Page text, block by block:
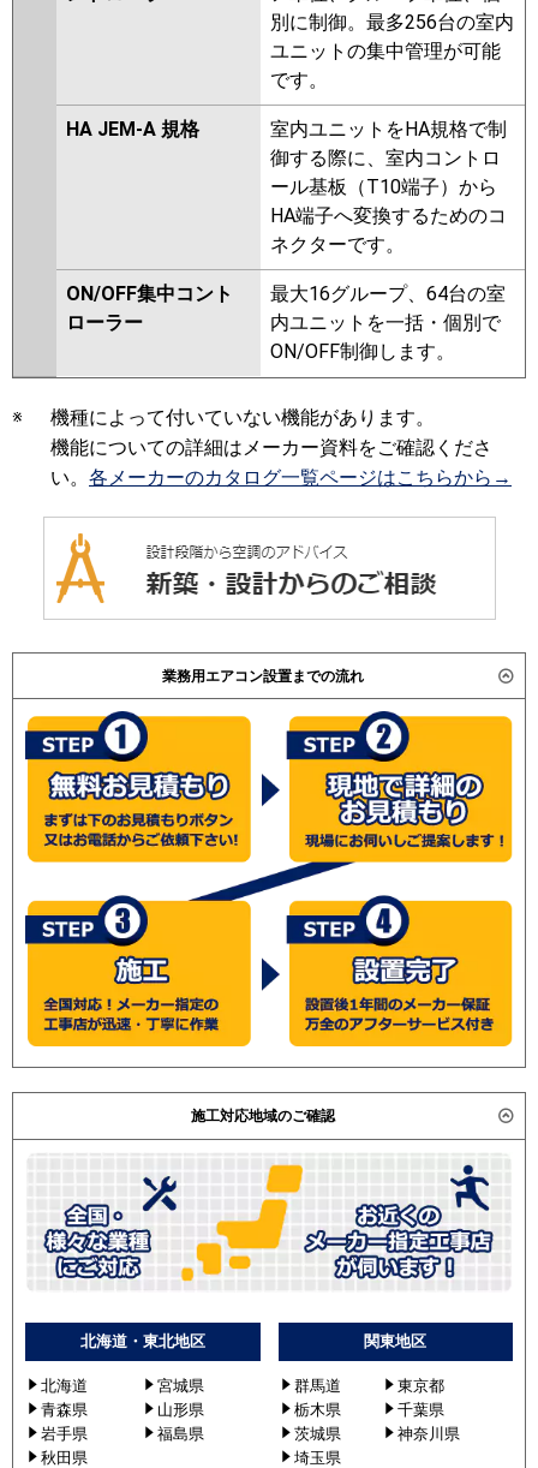
別に制御。最多256台の室内
ユニットの集中管理が可能
です。
HA JEM-A 規格
室内ユニットをHA規格で制
御する際に、室内コントロ
ール基板（T10端子）から
HA端子へ変換するためのコ
ネクターです。
ON/OFF集中コント
ローラー
最大16グループ、64台の室
内ユニットを一括・個別で
ON/OFF制御します。
※
機種によって付いていない機能があります。
機能についての詳細はメーカー資料をご確認くださ
い。 各メーカーのカタログ一覧ページはこちらから→
業務用エアコン設置までの流れ
施工対応地域のご確認
北海道・東北地区
北海道
宮城県
青森県
山形県
岩手県
福島県
秋田県
関東地区
群馬道
東京都
栃木県
千葉県
茨城県
神奈川県
埼玉県